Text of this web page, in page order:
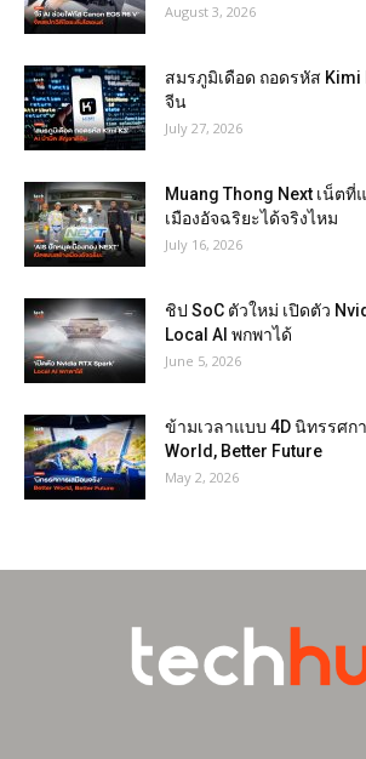
August 3, 2026
สมรภูมิเดือด ถอดรหัส
จีน
July 27, 2026
Muang Thong Next เน็ต
เมืองอัจฉริยะได้จริงไหม
July 16, 2026
ชิป SoC ตัวใหม่ เปิดตัว
Local AI พกพาได้
June 5, 2026
ข้ามเวลาแบบ 4D นิทรรศก
World, Better Future
May 2, 2026